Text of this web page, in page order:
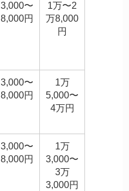
3,000〜
8,000円
1万〜2
万8,000
円
3,000〜
8,000円
1万
5,000〜
4万円
3,000〜
8,000円
1万
3,000〜
3万
3,000円